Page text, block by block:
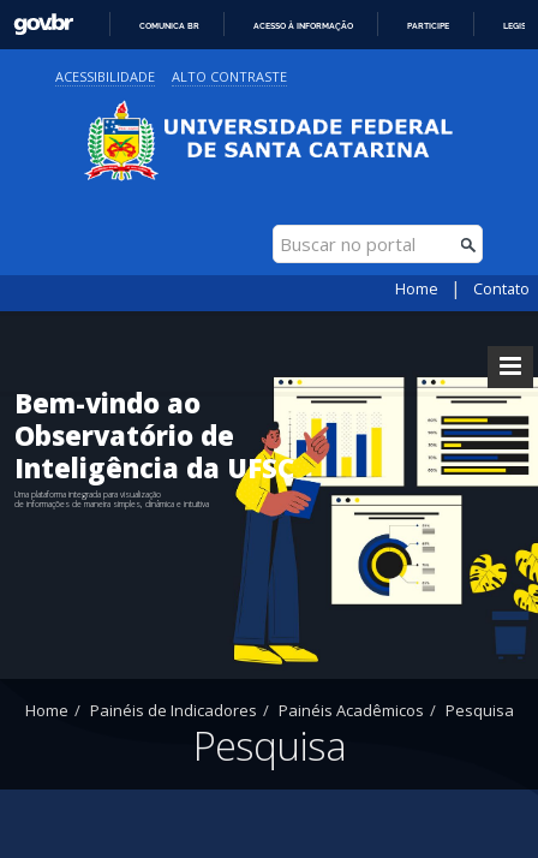
PARA
COMUNICA BR ACESSO À INFORMAÇÃO PARTICIPE
ACESSIBILIDADE ALTO CONTRASTE
Home | Contato
Bem-vindo ao
Observatório de
Inteligência da UFSC
Uma plataforma integrada para visualização
de informações de maneira simples, dinâmica e intuitiva
Home Painéis de Indicadores Painéis Acadêmicos Pesquisa
Pesquisa